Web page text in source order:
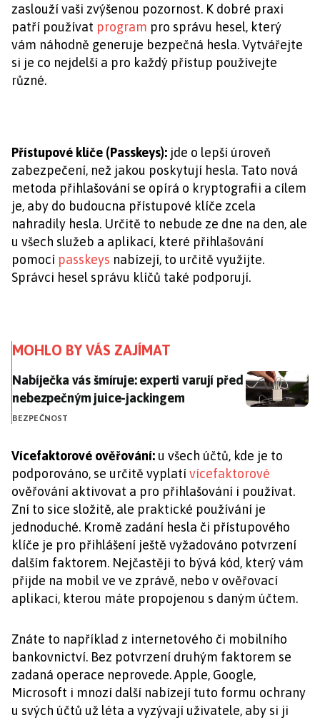
zaslouží vaši zvýšenou pozornost. K dobré praxi
patří používat program pro správu hesel, který
vám náhodně generuje bezpečná hesla. Vytvářejte
si je co nejdelší a pro každý přístup používejte
různé.
Přístupové klíče (Passkeys): jde o lepší úroveň
zabezpečení, než jakou poskytují hesla. Tato nová
metoda přihlašování se opírá o kryptografii a cílem
je, aby do budoucna přístupové klíče zcela
nahradily hesla. Určitě to nebude ze dne na den, ale
u všech služeb a aplikací, které přihlašování
pomocí passkeys nabízejí, to určitě využijte.
Správci hesel správu klíčů také podporují.
MOHLO BY VÁS ZAJÍMAT
Nabíječka vás šmíruje: experti varují před
Nabíječka vás šmíruje: experti varují před
nebezpečným juice-jackingem
BEZPEČNOST
Vícefaktorové ověřování: u všech účtů, kde je to
podporováno, se určitě vyplatívícefaktorové
ověřování aktivovat a pro přihlašování i používat.
Zní to sice složitě, ale praktické používání je
jednoduché. Kromě zadání hesla či přístupového
klíče je pro přihlášení ještě vyžadováno potvrzení
dalším faktorem. Nejčastěji to bývá kód, který vám
přijde na mobil ve ve zprávě, nebo v ověřovací
aplikaci, kterou máte propojenou s daným účtem.
Znáte to například z internetového či mobilního
bankovnictví. Bez potvrzení druhým faktorem se
zadaná operace neprovede. Apple, Google,
Microsoft i mnozí další nabízejí tuto formu ochrany
u svých účtů už léta a vyzývají uživatele, aby si ji